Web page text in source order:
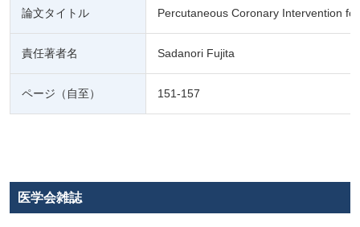
論文タイトル Percutaneous Coronary Intervention
責任著者名 Sadanori Fujita
ページ（自至） 151-157
医学会雑誌